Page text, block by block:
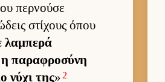
περ­νούσε
στίχους όπου
λαμπερά
η παραφροσύνη
νύχι της» 2